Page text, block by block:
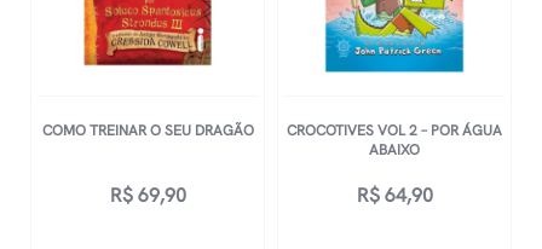
COMO TREINAR O SEU DRAGÃO
R$69,90
CROCOTIVES VOL 2 – POR ÁGUA
ABAIXO
R$64,90